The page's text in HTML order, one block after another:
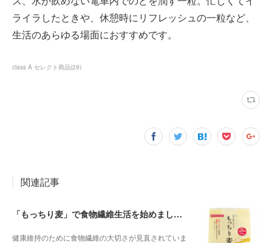
ライラしたときや、休憩時にリフレッシュの一粒など、
生活のあらゆる場面におすすめです。
class A セレクト商品(29)
関連記事
「もっちり麦」で食物繊維生活を始めましょう
健康維持のために食物繊維の大切さが見直されていま